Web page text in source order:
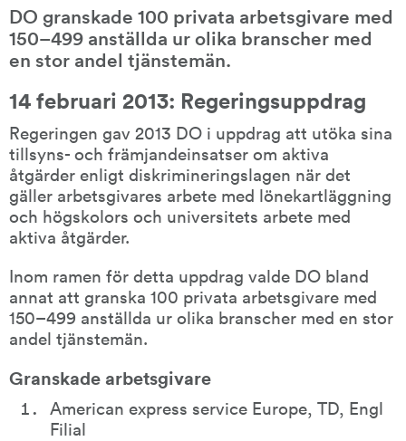
DO granskade 100 privata arbetsgivare med
150–499 anställda ur olika branscher med
en stor andel tjänstemän.
14 februari 2013: Regeringsuppdrag
Regeringen gav 2013 DO i uppdrag att utöka sina
tillsyns- och främjandeinsatser om aktiva
åtgärder enligt diskrimineringslagen när det
gäller arbetsgivares arbete med lönekartläggning
och högskolors och universitets arbete med
aktiva åtgärder.
Inom ramen för detta uppdrag valde DO bland
annat att granska 100 privata arbetsgivare med
150–499 anställda ur olika branscher med en stor
andel tjänstemän.
Granskade arbetsgivare
American express service Europe, TD, Engl
Filial